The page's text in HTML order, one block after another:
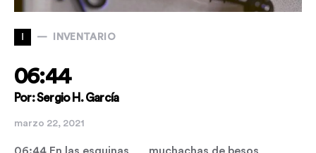
I INVENTARIO
06:44
Por: Sergio H. García
marzo 22, 2021